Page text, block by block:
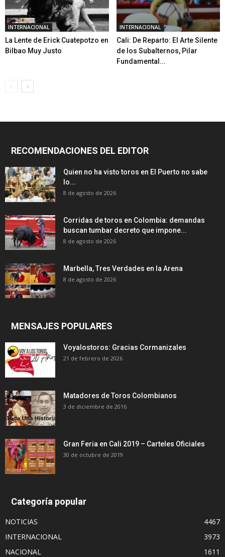
INTERNACIONAL
La Lente de Erick Cuatepotzo en
Bilbao Muy Justo
INTERNACIONAL
Cali: De Reparto: El Arte Silente
de los Subalternos, Pilar
Fundamental...
RECOMENDACIONES DEL EDITOR
Quien no ha visto toros en El Puerto no sabe
lo...
8 de agosto de 2026
Corridas de toros en Colombia: demandas
buscan tumbar decreto que impone...
8 de agosto de 2026
Marbella, Tres Verdades en la Arena
8 de agosto de 2026
MENSAJES POPULARES
Voyalostoros: Gracias Cormanizales
21 de febrero de 2026
Matadores de Toros Colombianos
3 de diciembre de 2016
Gran Feria en Cali 2019 – Carteles Oficiales
30 de octubre de 2019
Categoría popular
NOTICIAS
4467
INTERNACIONAL
3973
NACIONAL
1611